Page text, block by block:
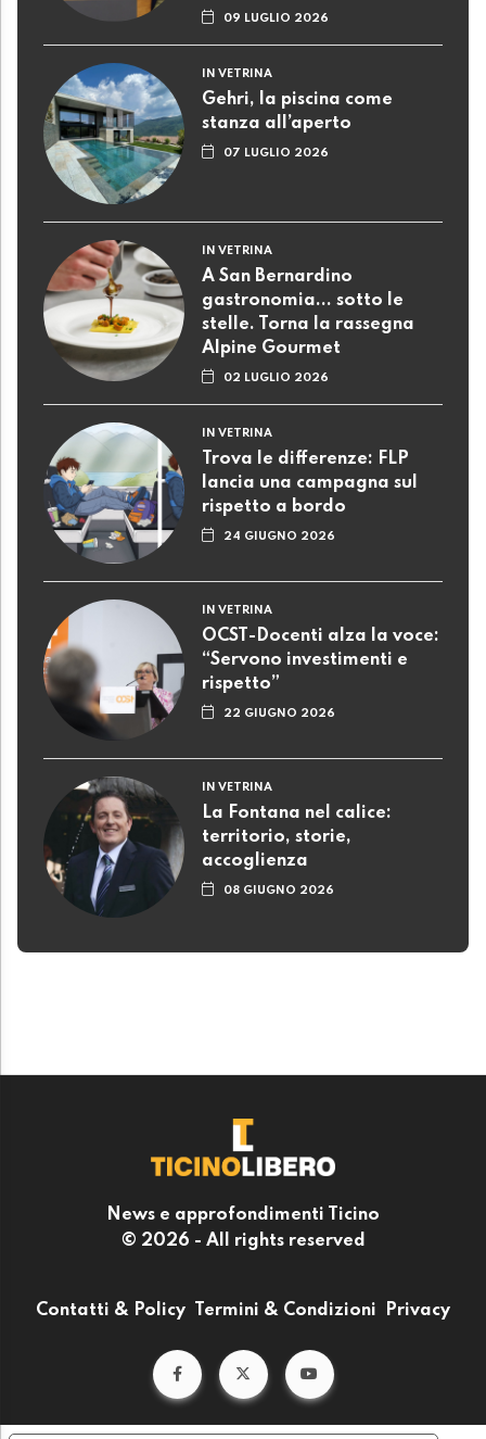
09 LUGLIO 2026
IN VETRINA
Gehri, la piscina come
stanza all’aperto
07 LUGLIO 2026
IN VETRINA
A San Bernardino
gastronomia... sotto le
stelle. Torna la rassegna
Alpine Gourmet
02 LUGLIO 2026
IN VETRINA
Trova le differenze: FLP
lancia una campagna sul
rispetto a bordo
24 GIUGNO 2026
IN VETRINA
OCST-Docenti alza la voce:
“Servono investimenti e
rispetto”
22 GIUGNO 2026
IN VETRINA
La Fontana nel calice:
territorio, storie,
accoglienza
08 GIUGNO 2026
News e approfondimenti Ticino
© 2026 - All rights reserved
Contatti & Policy Termini & Condizioni Privacy